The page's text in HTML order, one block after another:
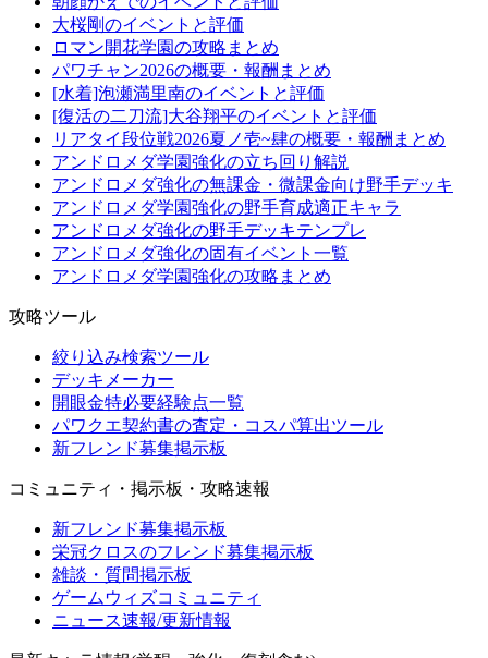
大桜剛のイベントと評価
ロマン開花学園の攻略まとめ
パワチャン2026の概要・報酬まとめ
[水着]泡瀬満里南のイベントと評価
[復活の二刀流]大谷翔平のイベントと評価
リアタイ段位戦2026夏ノ壱~肆の概要・報酬まとめ
アンドロメダ学園強化の立ち回り解説
アンドロメダ強化の無課金・微課金向け野手デッキ
アンドロメダ学園強化の野手育成適正キャラ
アンドロメダ強化の野手デッキテンプレ
アンドロメダ強化の固有イベント一覧
アンドロメダ学園強化の攻略まとめ
攻略ツール
絞り込み検索ツール
デッキメーカー
開眼金特必要経験点一覧
パワクエ契約書の査定・コスパ算出ツール
新フレンド募集掲示板
コミュニティ・掲示板・攻略速報
新フレンド募集掲示板
栄冠クロスのフレンド募集掲示板
雑談・質問掲示板
ゲームウィズコミュニティ
ニュース速報/更新情報